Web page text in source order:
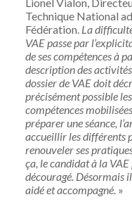
Technique National
Fédération. La
VAE passe par
de ses compétences à
description des
dossier de VAE doit
précisément possible les
compétences
préparer une séance,
accueillir les différents
renouveler ses
ça, le candidat à la
découragé. Désormais
aidé et accompagné. »